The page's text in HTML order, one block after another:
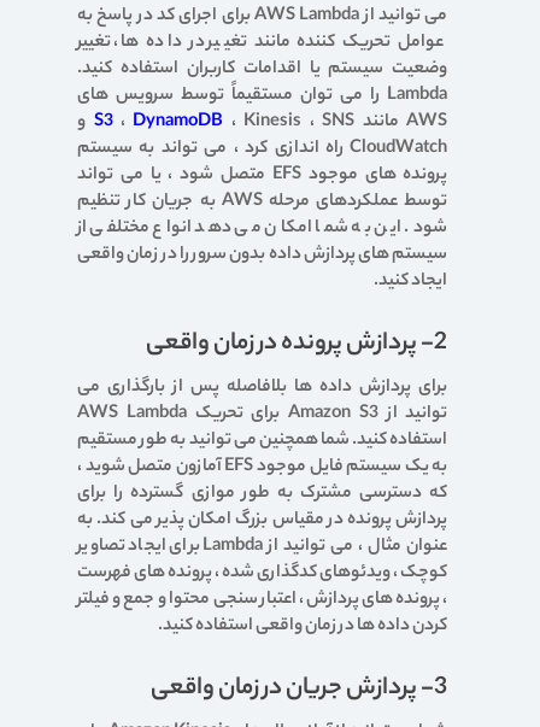
می توانید از AWS Lambda برای اجرای کد در پاسخ به
عوامل تحریک کننده مانند تغییر در داده ها ، تغییر
وضعیت سیستم یا اقدامات کاربران استفاده کنید.
Lambda را می توان مستقیماً توسط سرویس های
AWS مانند
S3، DynamoDB
، Kinesis ، SNS و
CloudWatch راه اندازی کرد ، می تواند به سیستم
پرونده های موجود EFS متصل شود ، یا می تواند
توسط عملکردهای مرحله AWS به جریان کار تنظیم
شود. این به شما امکان می دهد انواع مختلفی از
سیستم های پردازش داده بدون سرور را در زمان واقعی
ایجاد کنید.
2- پردازش پرونده در زمان واقعی
برای پردازش داده ها بلافاصله پس از بارگذاری می
توانید از Amazon S3 برای تحریک AWS Lambda
استفاده کنید. شما همچنین می توانید به طور مستقیم
به یک سیستم فایل موجود EFS آمازون متصل شوید ،
که دسترسی مشترک به طور موازی گسترده را برای
پردازش پرونده در مقیاس بزرگ امکان پذیر می کند. به
عنوان مثال ، می توانید از Lambda برای ایجاد تصاویر
کوچک ، ویدئوهای کدگذاری شده ، پرونده های فهرست
، پرونده های پردازش ، اعتبار سنجی محتوا و جمع و فیلتر
کردن داده ها در زمان واقعی استفاده کنید.
3- پردازش جریان در زمان واقعی